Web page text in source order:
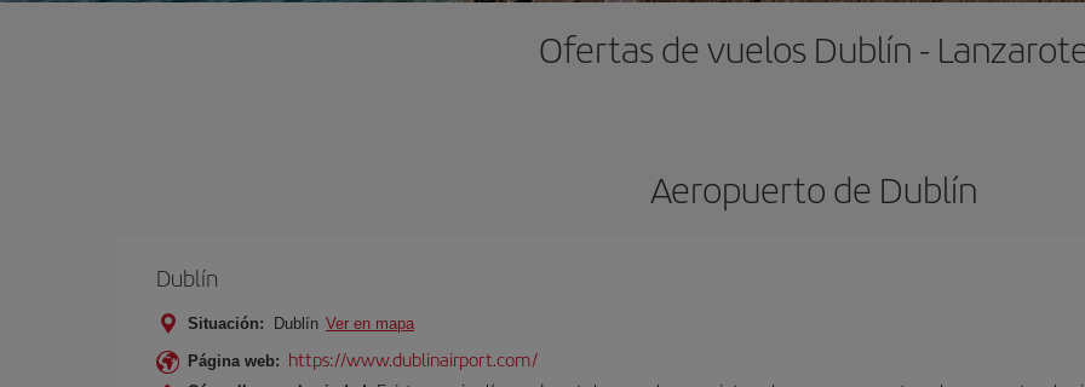
Ofertas de vuelos Dublín -
Aeropuerto de Dublín
Dublín
Situación: Dublín Ver en mapa
Página web: https://www.dublinairport.com/